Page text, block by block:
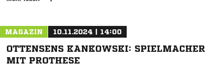
MAGAZIN 10.11.2024 | 14:00
OTTENSENS KANKOWSKI: SPIELMACHER
MIT PROTHESE